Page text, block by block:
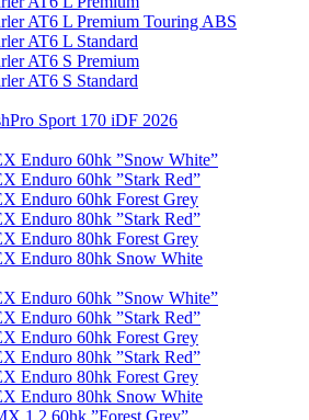
AT6 L Premium Touring ABS
AT6 L Standard
AT6 S Premium
AT6 S Standard
Sport 170 iDF 2026
Enduro 60hk ”Snow White”
Enduro 60hk ”Stark Red”
Enduro 60hk Forest Grey
Enduro 80hk ”Stark Red”
Enduro 80hk Forest Grey
Enduro 80hk Snow White
Enduro 60hk ”Snow White”
Enduro 60hk ”Stark Red”
Enduro 60hk Forest Grey
Enduro 80hk ”Stark Red”
Enduro 80hk Forest Grey
Enduro 80hk Snow White
1.2 60hk ”Forest Grey”